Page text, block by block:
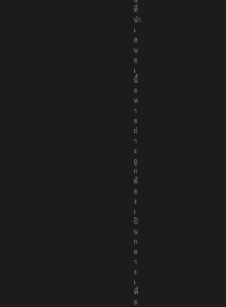
ที่
นำ
เ
ส
น
อ
เ
นื้
อ
ห
า
อ
ย่
า
ง
ถู
ก
ต้
อ
ง
เ
ป็
น
ก
ล
า
ง
เ
พื่
อ